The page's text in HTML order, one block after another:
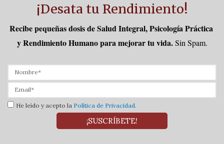
¡Desata tu Rendimiento!
Recibe pequeñas dosis de Salud Integral, Psicología Práctica
y Rendimiento Humano para mejorar tu vida. Sin Spam.
He leído y acepto la Política de Privacidad.
¡SUSCRÍBETE!